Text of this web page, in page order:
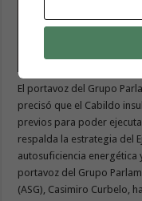
El portavoz del Grupo
precisó que el Cabildo
previos para poder
respalda la estrategia del
autosuficiencia energética
portavoz del Grupo
(ASG), Casimiro Curbelo,